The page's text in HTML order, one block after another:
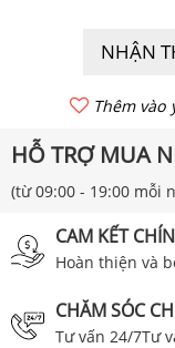
NHẬN
Thêm vào
HỖ TRỢ MUA
(từ 09:00 - 19:00 mỗi
CAM KẾT
Hoàn thiện và
CHĂM SÓC
Tư vấn 24/7Tư